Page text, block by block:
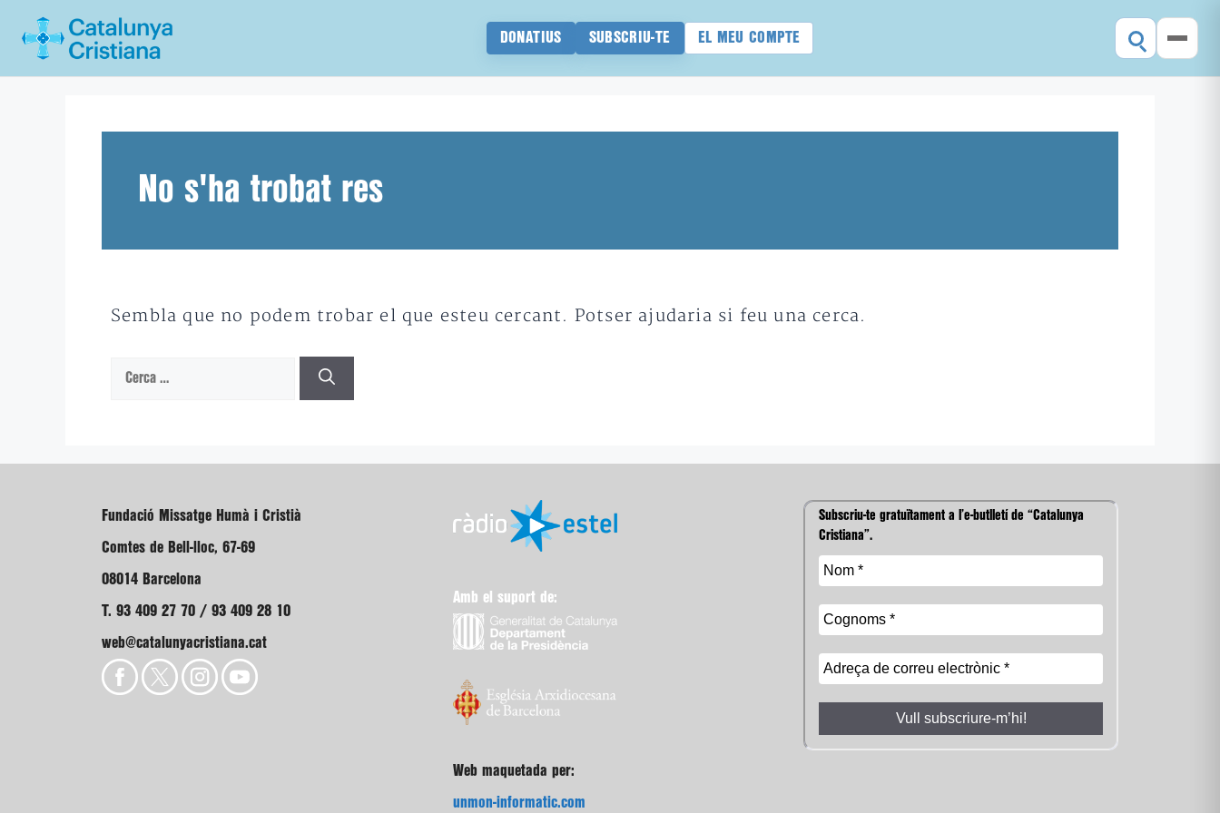
DONATIUS SUBSCRIU-TE EL MEU COMPTE
No s'ha trobat res
Sembla que no podem trobar el que esteu cercant. Potser ajudaria si feu una cerca.
Cerca:
Fundació Missatge Humà i Cristià
Comtes de Bell-lloc, 67-69
08014 Barcelona
T. 93 409 27 70 / 93 409 28 10
web@catalunyacristiana.cat
Amb el suport de:
Web maquetada per:
unmon-informatic.com
Subscriu-te gratuïtament a l’e-butlletí de “Catalunya
Cristiana”.